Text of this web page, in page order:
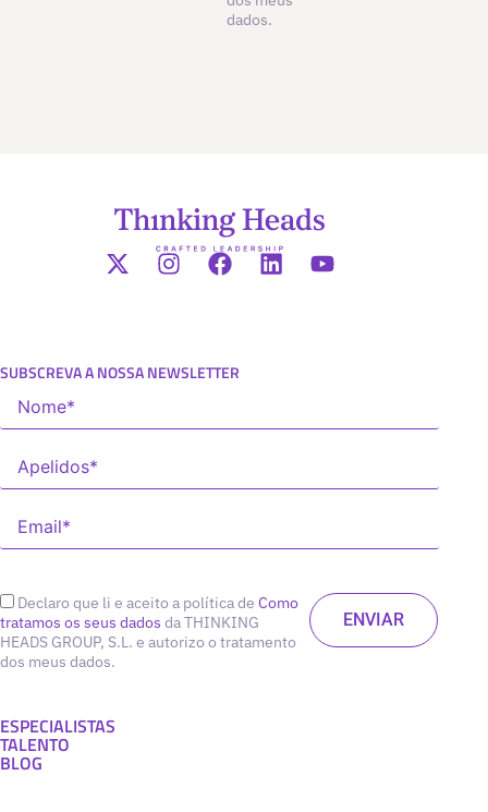
dados.
SUBSCREVA A NOSSA NEWSLETTER
Declaro que li e aceito a política de Como
tratamos os seus dados da THINKING
HEADS GROUP, S.L. e autorizo o tratamento
dos meus dados.
ESPECIALISTAS
TALENTO
BLOG